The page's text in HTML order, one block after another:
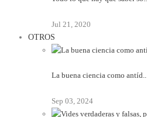
Jul 21, 2020
OTROS
La buena ciencia como antíd..
Sep 03, 2024